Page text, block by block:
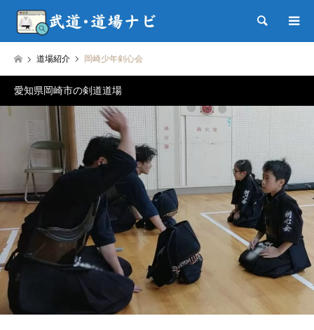
検索
道場紹介 岡崎少年剣心会
愛知県岡崎市の剣道道場